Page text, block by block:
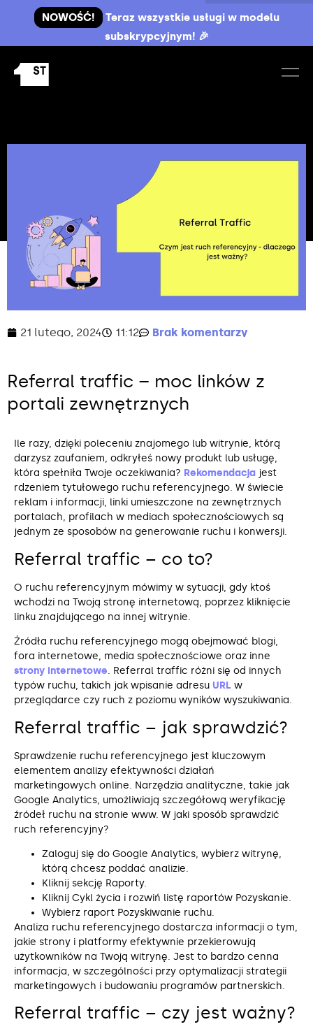
NOWOŚĆ!
Teraz wszystkie usługi w modelu
subskrypcyjnym! 🎉
21 lutego, 2024 11:12 Brak komentarzy
Referral traffic – moc linków z
portali zewnętrznych
Ile razy, dzięki poleceniu znajomego lub witrynie, którą
darzysz zaufaniem, odkryłeś nowy produkt lub usługę,
która spełniła Twoje oczekiwania? Rekomendacja jest
rdzeniem tytułowego ruchu referencyjnego. W świecie
reklam i informacji, linki umieszczone na zewnętrznych
portalach, profilach w mediach społecznościowych są
jednym ze sposobów na generowanie ruchu i konwersji.
Referral traffic – co to?
O ruchu referencyjnym mówimy w sytuacji, gdy ktoś
wchodzi na Twoją stronę internetową, poprzez kliknięcie
linku znajdującego na innej witrynie.
Źródła ruchu referencyjnego mogą obejmować blogi,
fora internetowe, media społecznościowe oraz inne
strony internetowe. Referral traffic różni się od innych
typów ruchu, takich jak wpisanie adresu URL w
przeglądarce czy ruch z poziomu wyników wyszukiwania.
Referral traffic – jak sprawdzić?
Sprawdzenie ruchu referencyjnego jest kluczowym
elementem analizy efektywności działań
marketingowych online. Narzędzia analityczne, takie jak
Google Analytics, umożliwiają szczegółową weryfikację
źródeł ruchu na stronie www. W jaki sposób sprawdzić
ruch referencyjny?
Zaloguj się do Google Analytics, wybierz witrynę,
którą chcesz poddać analizie.
Kliknij sekcję Raporty.
Kliknij Cykl życia i rozwiń listę raportów Pozyskanie.
Wybierz raport Pozyskiwanie ruchu.
Analiza ruchu referencyjnego dostarcza informacji o tym,
jakie strony i platformy efektywnie przekierowują
użytkowników na Twoją witrynę. Jest to bardzo cenna
informacja, w szczególności przy optymalizacji strategii
marketingowych i budowaniu programów partnerskich.
Referral traffic – czy jest ważny?